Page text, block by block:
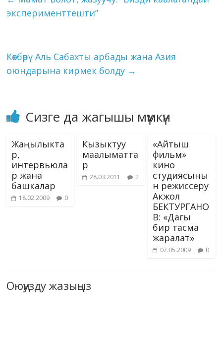
o
k
m n p g as
Li
эксперименттешти”
Көкбөрү Аль Сабахты арбады жана Азия
оюндарына кирмек болду →
Сизге да жагышы мүмкүн
Жаңылыкта
р,
интервьюла
р жана
башкалар
18.02.2009 0
Кызыктуу
маалыматта
р
28.03.2011 2
«Айтыш
фильм»
кино
студиясыны
н режиссеру
Акжол
БЕКТУРГАНО
В: «Дагы
бир тасма
жаралат»
07.05.2009 0
Оюңузду жазыңыз